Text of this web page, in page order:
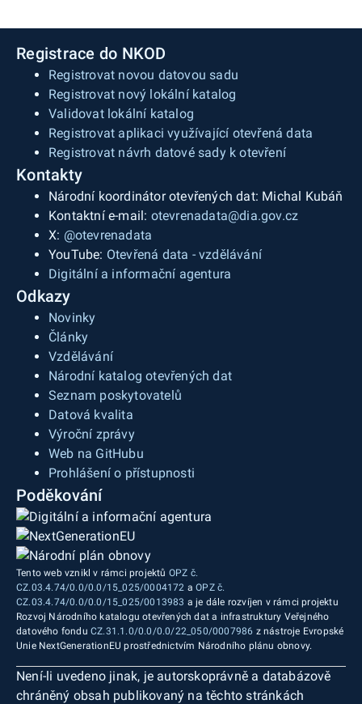
Registrace do NKOD
Registrovat novou datovou sadu
Registrovat nový lokální katalog
Validovat lokální katalog
Registrovat aplikaci využívající otevřená data
Registrovat návrh datové sady k otevření
Kontakty
Národní koordinátor otevřených dat: Michal Kubáň
Kontaktní e-mail: otevrenadata@dia.gov.cz
X: @otevrenadata
YouTube: Otevřená data - vzdělávání
Digitální a informační agentura
Odkazy
Novinky
Články
Vzdělávání
Národní katalog otevřených dat
Seznam poskytovatelů
Datová kvalita
Výroční zprávy
Web na GitHubu
Prohlášení o přístupnosti
Poděkování
Tento web vznikl v rámci projektů OPZ č.
CZ.03.4.74/0.0/0.0/15_025/0004172 aOPZ č.
CZ.03.4.74/0.0/0.0/15_025/0013983 a je dále rozvíjen v rámci projektu
Rozvoj Národního katalogu otevřených dat a infrastruktury Veřejného
datového fondu CZ.31.1.0/0.0/0.0/22_050/0007986 z nástroje Evropské
Unie NextGenerationEU prostřednictvím Národního plánu obnovy.
Není-li uvedeno jinak, je autorskoprávně a databázově
chráněný obsah publikovaný na těchto stránkách